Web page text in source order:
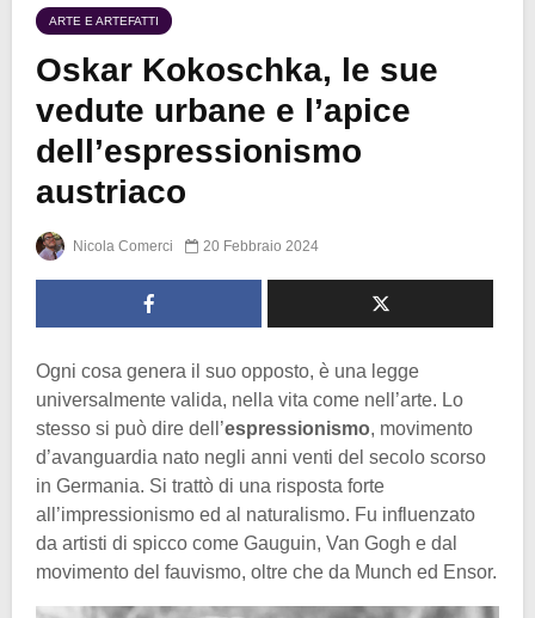
ARTE E ARTEFATTI
Oskar Kokoschka, le sue
vedute urbane e l’apice
dell’espressionismo
austriaco
Nicola Comerci 20 Febbraio 2024
Ogni cosa genera il suo opposto, è una legge
universalmente valida, nella vita come nell’arte. Lo
stesso si può dire dell’espressionismo, movimento
d’avanguardia nato negli anni venti del secolo scorso
in Germania. Si trattò di una risposta forte
all’impressionismo ed al naturalismo. Fu influenzato
da artisti di spicco come Gauguin, Van Gogh e dal
movimento del fauvismo, oltre che da Munch ed Ensor.